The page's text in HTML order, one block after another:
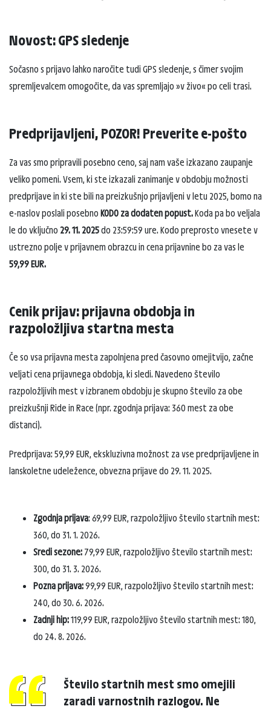
Novost: GPS sledenje
Sočasno s prijavo lahko naročite tudi GPS sledenje, s čimer svojim
spremljevalcem omogočite, da vas spremljajo »v živo« po celi trasi.
Predprijavljeni, POZOR! Preverite e-pošto
Za vas smo pripravili posebno ceno, saj nam vaše izkazano zaupanje
veliko pomeni. Vsem, ki ste izkazali zanimanje v obdobju možnosti
predprijave in ki ste bili na preizkušnjo prijavljeni v letu 2025, bomo na
e-naslov poslali posebno KODO za dodaten popust.Koda pa bo veljala
le do vključno 29. 11. 2025do 23:59:59 ure. Kodo preprosto vnesete v
ustrezno polje v prijavnem obrazcu in cena prijavnine bo za vas le
59,99 EUR.
Cenik prijav: prijavna obdobja in
razpoložljiva startna mesta
Če so vsa prijavna mesta zapolnjena pred časovno omejitvijo, začne
veljati cena prijavnega obdobja, ki sledi. Navedeno število
razpoložljivih mest v izbranem obdobju je skupno število za obe
preizkušnji Ride in Race (npr. zgodnja prijava: 360 mest za obe
distanci).
Predprijava: 59,99 EUR, ekskluzivna možnost za vse predprijavljene in
lanskoletne udeležence, obvezna prijave do 29. 11. 2025.
Zgodnja prijava: 69,99 EUR, razpoložljivo število startnih mest:
360, do 31. 1. 2026.
Sredi sezone: 79,99 EUR, razpoložljivo število startnih mest:
300, do 31. 3. 2026.
Pozna prijava:99,99 EUR, razpoložljivo število startnih mest:
240, do 30. 6. 2026.
Zadnji hip:119,99 EUR, razpoložljivo število startnih mest: 180,
do 24. 8. 2026.
Število startnih mest smo omejili
zaradi varnostnih razlogov. Ne